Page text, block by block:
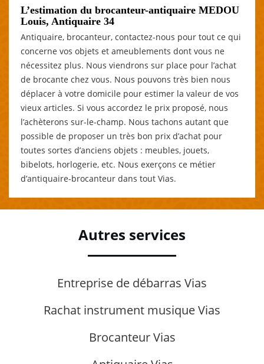
L’estimation du brocanteur-antiquaire MEDOU
Louis, Antiquaire 34
Antiquaire, brocanteur, contactez-nous pour tout ce qui
concerne vos objets et ameublements dont vous ne
nécessitez plus. Nous viendrons sur place pour l’achat
de brocante chez vous. Nous pouvons très bien nous
déplacer à votre domicile pour estimer la valeur de vos
vieux articles. Si vous accordez le prix proposé, nous
l’achèterons sur-le-champ. Nous tachons autant que
possible de proposer un très bon prix d’achat pour
toutes sortes d’anciens objets : meubles, jouets,
bibelots, horlogerie, etc. Nous exerçons ce métier
d’antiquaire-brocanteur dans tout Vias.
Autres services
Entreprise de débarras Vias
Rachat instrument musique Vias
Brocanteur Vias